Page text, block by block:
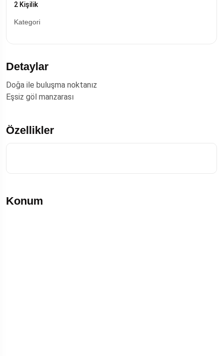
2 Kişilik
Kategori
Detaylar
Doğa ile buluşma noktanız
Eşsiz göl manzarası
Özellikler
Konum